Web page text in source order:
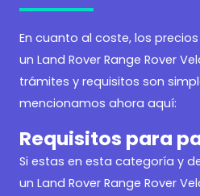
En cuanto al coste, los
un Land Rover Range Rover
trámites y requisitos son
mencionamos ahora aquí:
Requisitos para
Si estas en esta categoría y
un Land Rover Range Rover